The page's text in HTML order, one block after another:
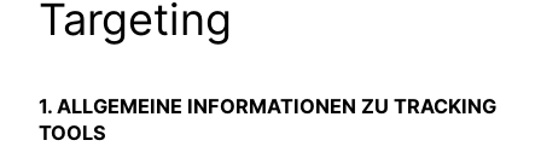
Targeting
1. ALLGEMEINE INFORMATIONEN ZU TRACKING
TOOLS